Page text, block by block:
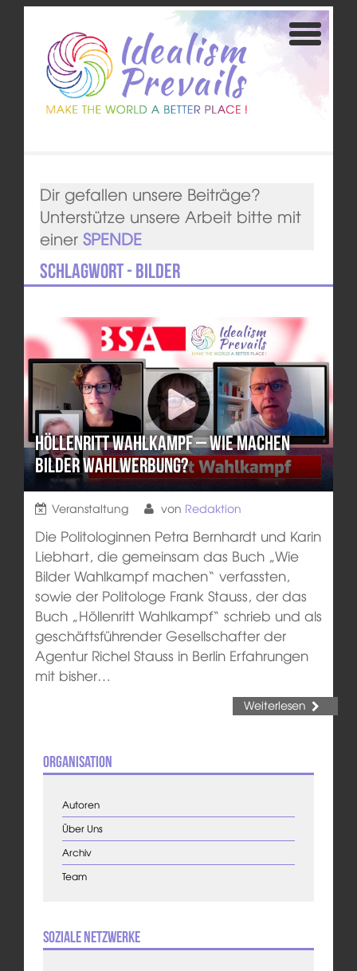
Dir gefallen unsere Beiträge?
Unterstütze unsere Arbeit bitte mit
einer SPENDE
Schlagwort - Bilder
Höllenritt Wahlkampf – Wie machen
Bilder Wahlwerbung?
Veranstaltung von Redaktion
Die Politologinnen Petra Bernhardt und Karin
Liebhart, die gemeinsam das Buch „Wie
Bilder Wahlkampf machen“ verfassten,
sowie der Politologe Frank Stauss, der das
Buch „Höllenritt Wahlkampf“ schrieb und als
geschäftsführender Gesellschafter der
Agentur Richel Stauss in Berlin Erfahrungen
mit bisher…
Weiterlesen
Organisation
Autoren
Über Uns
Archiv
Team
Soziale Netzwerke